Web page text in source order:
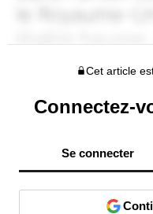
Cet article
Connectez-
Se connecter